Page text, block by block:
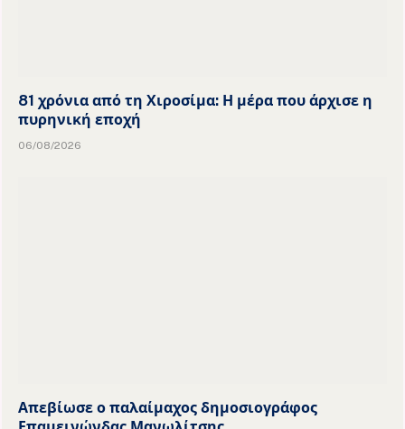
81 χρόνια από τη Χιροσίμα: Η μέρα που άρχισε η
πυρηνική εποχή
06/08/2026
Απεβίωσε ο παλαίμαχος δημοσιογράφος